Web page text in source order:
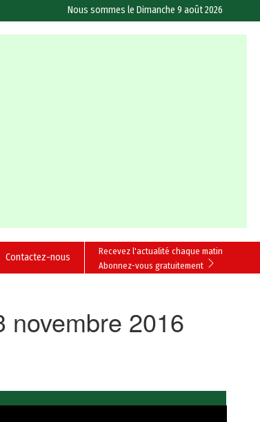
Nous sommes leDimanche 9 août 2026
Recevez l'actualité chaque matin
Abonnez-vous gratuitement
Contactez-nous
novembre 2016